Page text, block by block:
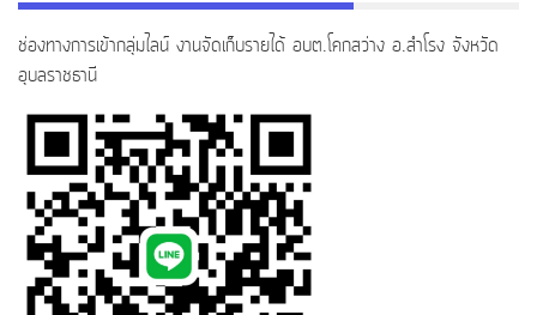
ช่องทางการเข้ากลุ่มไลน์ งานจัดเก็บรายได้ อบต.โคกสว่าง อ.สำโรง จังหวัด
อุบลราชธานี